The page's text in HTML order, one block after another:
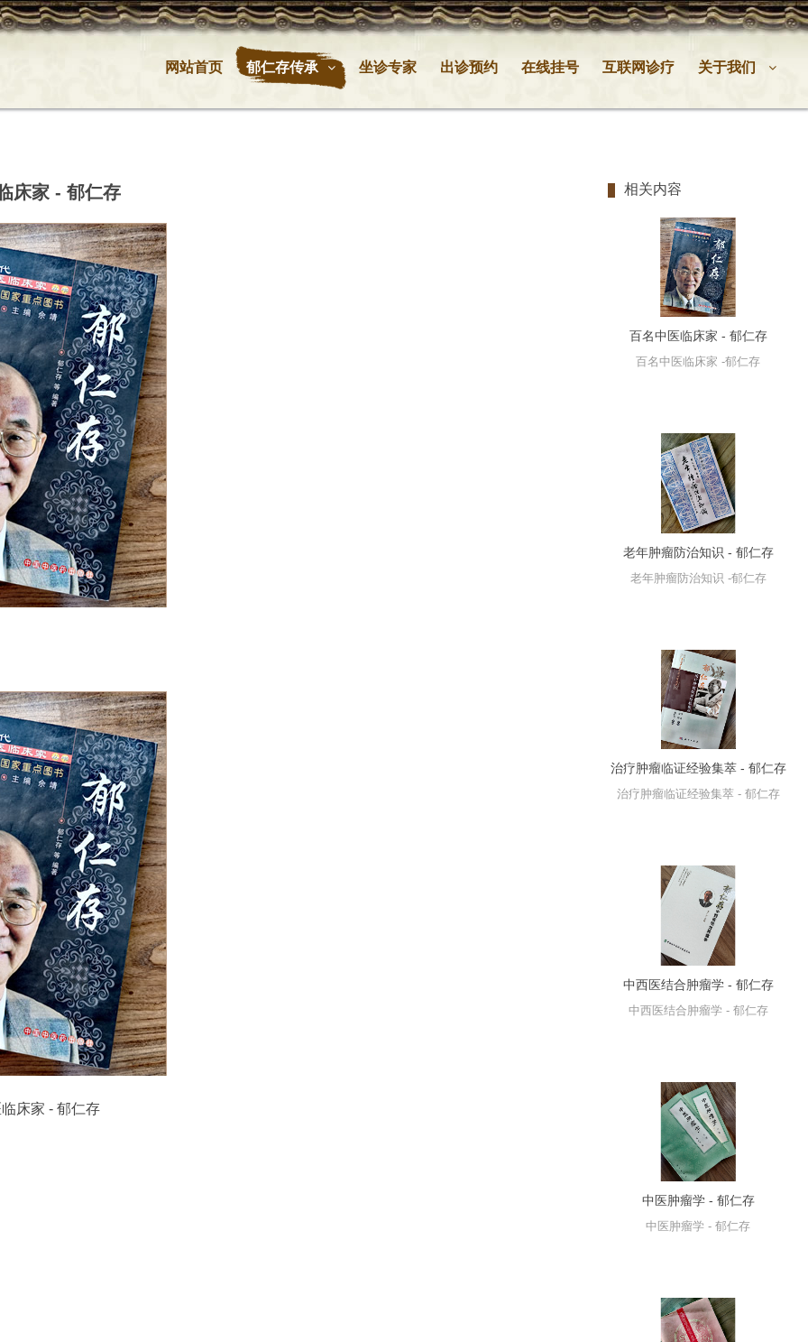
网站首页 郁仁存传承 坐诊专家 出诊预约 在线挂号 互联网诊疗 关于我们
床家 - 郁仁存
床家 - 郁仁存
相关内容
百名中医临床家 - 郁仁存
百名中医临床家 -郁仁存
老年肿瘤防治知识 - 郁仁存
老年肿瘤防治知识 -郁仁存
治疗肿瘤临证经验集萃 - 郁仁存
治疗肿瘤临证经验集萃 - 郁仁存
中西医结合肿瘤学 - 郁仁存
中西医结合肿瘤学 - 郁仁存
中医肿瘤学 - 郁仁存
中医肿瘤学 - 郁仁存